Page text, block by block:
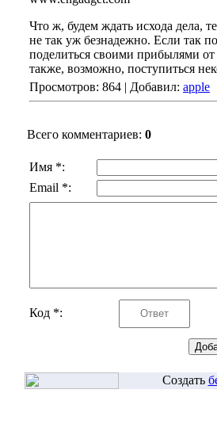
Что ж, будем ждать исхода дела,
не так уж безнадежно. Если так
поделиться своими прибылями
также, возможно, поступиться
Просмотров: 864 | Добавил: apple
Всего комментариев: 0
Имя *:
Email *:
Код *:
Создать